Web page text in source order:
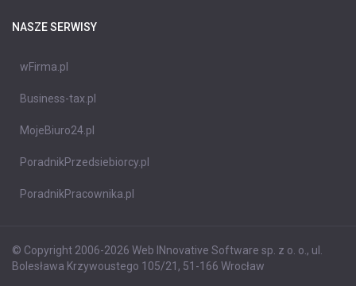
NASZE SERWISY
wFirma.pl
Business-tax.pl
MojeBiuro24.pl
PoradnikPrzedsiebiorcy.pl
PoradnikPracownika.pl
© Copyright 2006-2026 Web INnovative Software sp. z o. o., ul.
Bolesława Krzywoustego 105/21, 51-166 Wrocław